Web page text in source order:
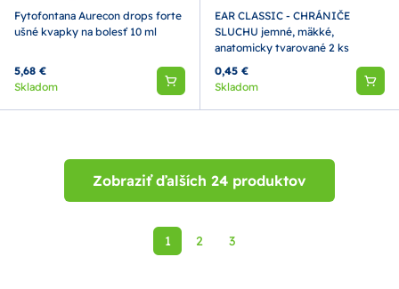
Fytofontana Aurecon drops forte
ušné kvapky na bolesť 10 ml
5,68 €
Skladom
EAR CLASSIC - CHRÁNIČE
SLUCHU jemné, mäkké,
anatomicky tvarované 2 ks
0,45 €
Skladom
Zobraziť ďalších 24 produktov
1 2 3